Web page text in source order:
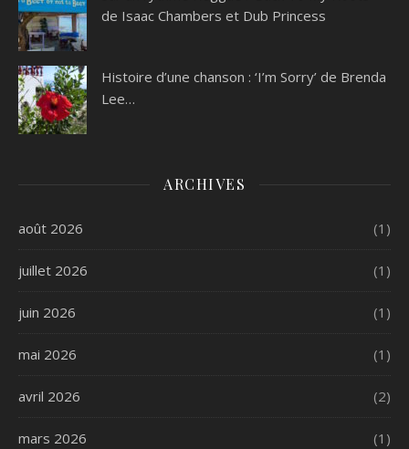
de Isaac Chambers et Dub Princess
Histoire d’une chanson : ‘I’m Sorry’ de Brenda
Lee…
ARCHIVES
août 2026 (1)
juillet 2026 (1)
juin 2026 (1)
mai 2026 (1)
avril 2026 (2)
mars 2026 (1)